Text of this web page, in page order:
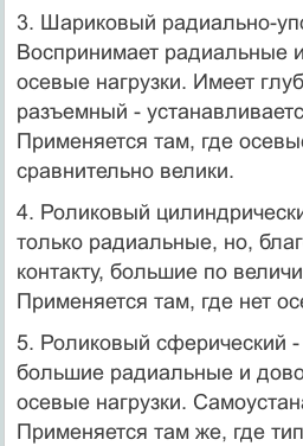
3. Шариковый радиально-
Воспринимает радиальные
осевые нагрузки. Имеет
разъемный -
Применяется там, где
сравнительно велики.
4. Роликовый
только радиальные, но,
контакту, большие по
Применяется там, где нет
5. Роликовый сферический
большие радиальные и
осевые нагрузки.
Применяется там же, где